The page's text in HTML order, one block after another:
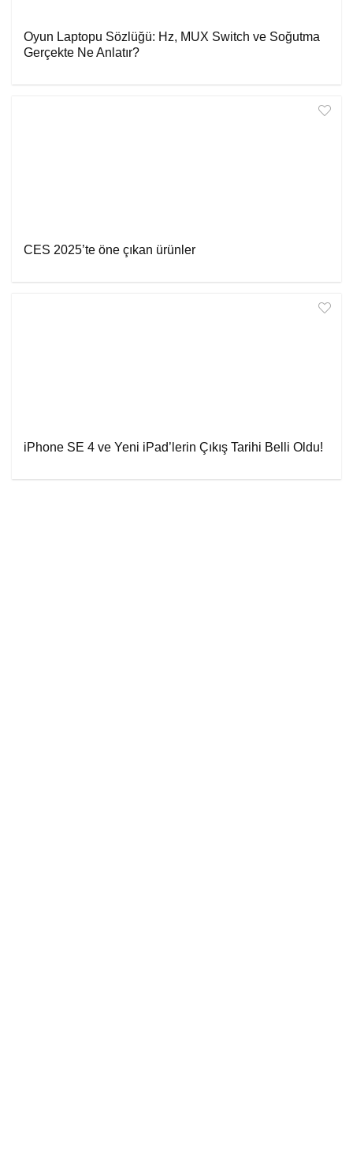
Oyun Laptopu Sözlüğü: Hz, MUX Switch ve Soğutma
Gerçekte Ne Anlatır?
CES 2025’te öne çıkan ürünler
iPhone SE 4 ve Yeni iPad’lerin Çıkış Tarihi Belli Oldu!